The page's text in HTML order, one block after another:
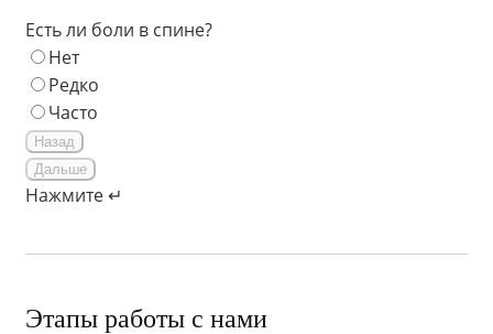
Есть ли боли в спине?
Нет
Редко
Часто
Назад
Дальше
Нажмите ↵
Этапы работы с нами